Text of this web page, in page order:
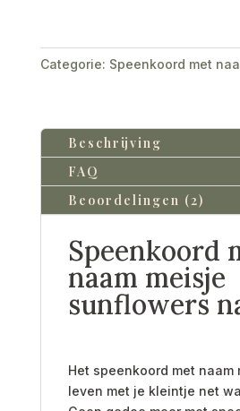
Categorie: Speenkoord met
Beschrijving
FAQ
Beoordelingen (2)
Speenkoord
naam meisje
sunflowers
Het speenkoord met naam
leven met je kleintje net